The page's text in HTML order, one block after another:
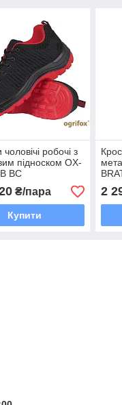
чоловічі робочі з
підноском OX-
BC
₴/пара
Купити
2